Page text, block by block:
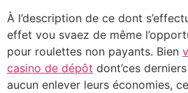
À l’description de ce dont
effet vou svaez de même
pour roulettes non payants. Bien
casino de dépôt dont’ces
aucun enlever leurs économies,